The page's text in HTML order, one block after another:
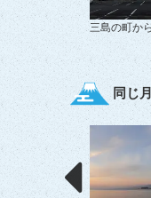
三島の町から
同じ